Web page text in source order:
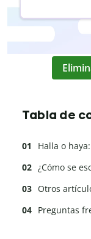
Tabla de
Halla o
¿Cómo se
Otros
Preguntas